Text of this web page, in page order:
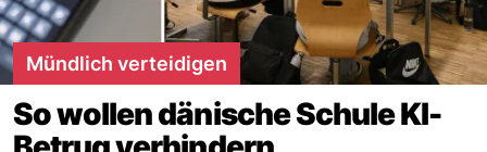
Mündlich verteidigen
So wollen dänische Schule KI-